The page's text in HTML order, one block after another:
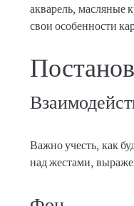
акварель, масляные
свои особенности
Важно учесть, как
над жестами,